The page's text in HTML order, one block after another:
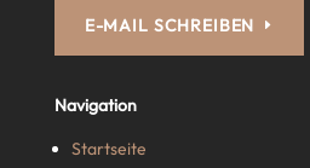
E-MAIL SCHREIBEN
Navigation
Startseite